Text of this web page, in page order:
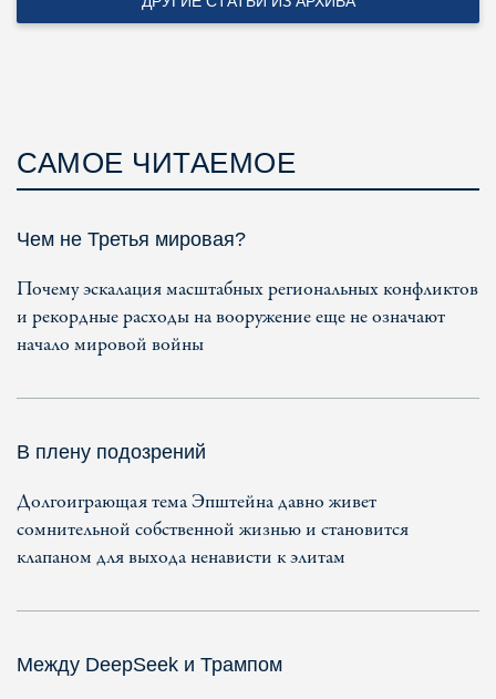
САМОЕ ЧИТАЕМОЕ
Чем не Третья мировая?
Почему эскалация масштабных региональных конфликтов
и рекордные расходы на вооружение еще не означают
начало мировой войны
В плену подозрений
Долгоиграющая тема Эпштейна давно живет
сомнительной собственной жизнью и становится
клапаном для выхода ненависти к элитам
Между DeepSeek и Трампом